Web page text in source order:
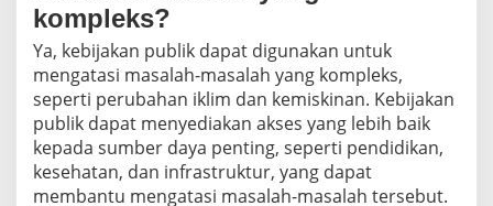
kompleks?
Ya, kebijakan publik dapat digunakan untuk
mengatasi masalah-masalah yang kompleks,
seperti perubahan iklim dan kemiskinan. Kebijakan
publik dapat menyediakan akses yang lebih baik
kepada sumber daya penting, seperti pendidikan,
kesehatan, dan infrastruktur, yang dapat
membantu mengatasi masalah-masalah tersebut.